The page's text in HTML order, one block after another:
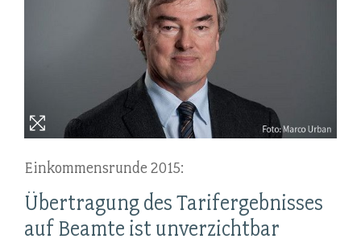
Einkommensrunde 2015:
Übertragung des Tarifergebnisses
auf Beamte ist unverzichtbar